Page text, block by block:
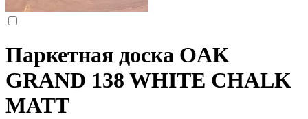
Паркетная доска OAK
GRAND 138 WHITE CHALK
MATT